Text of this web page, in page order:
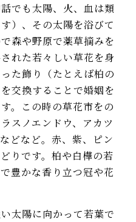
でも太陽、火、血は類
）、その太陽を浴びて
森や野原で薬草摘みを
れた若々しい草花を身
た飾り（たとえば柏の
交換することで婚姻を
。この時の草花市をの
スノエンドウ、アカツ
どなど。赤、紫、ピン
りです。柏や白樺の若
豊かな香り立つ冠や花
太陽に向かって若葉で